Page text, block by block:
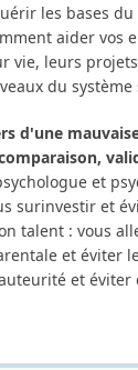
les bases
aider vos
vie, leurs
du système
d'une
et
surinvestir et
talent : vous
et éviter
et